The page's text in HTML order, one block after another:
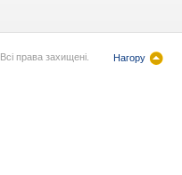
Всі права захищені. Нагору